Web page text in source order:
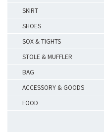
SKIRT
SHOES
SOX & TIGHTS
STOLE & MUFFLER
BAG
ACCESSORY & GOODS
FOOD